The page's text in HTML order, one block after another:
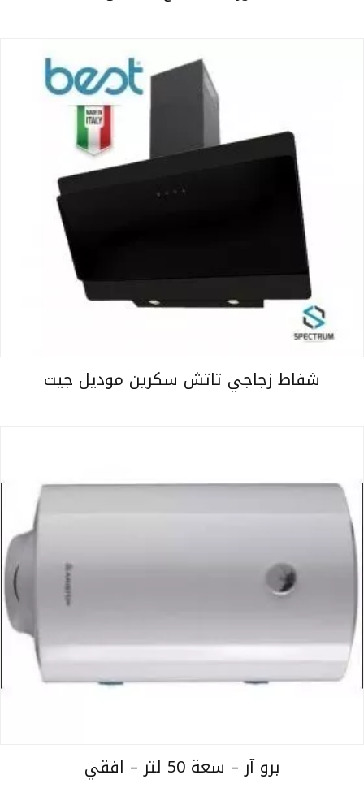
شفاط زجاجي تاتش سكرين موديل جيت
برو آر – سعة 50 لتر – افقي